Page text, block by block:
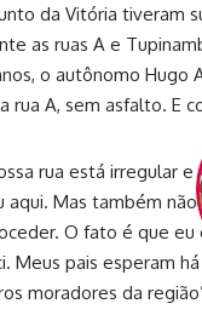
da Vitória tiveram
as ruas A e
o autônomo Hugo
rua A, sem asfalto. E
rua está irregular e
aqui. Mas também
O fato é que
Meus pais esperam
moradores da